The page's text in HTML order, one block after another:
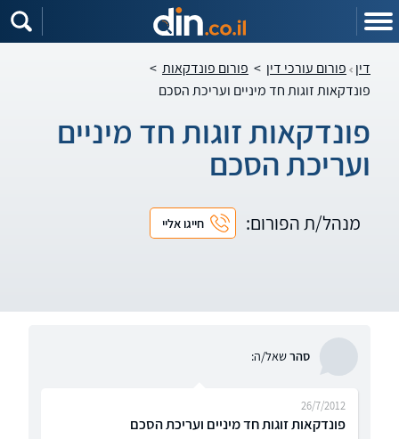
דין פורום עורכי דין > פורום פונדקאות >
פונדקאות זוגות חד מיניים ועריכת הסכם
פונדקאות זוגות חד מיניים
ועריכת הסכם
מנהל/ת הפורום: חייגו אליי
סהרשאל/ה:
פונדקאות זוגות חד מיניים ועריכת הסכם
26/7/2012